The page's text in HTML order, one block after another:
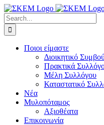
Skip
to
content
Search
for:
Ποιοι είμαστε
Διοικητικό
Πρακτικά
Μέλη Συλλόγου
Καταστατικό
Νέα
Μυλοπόταμος
Αξιοθέατα
Επικοινωνία